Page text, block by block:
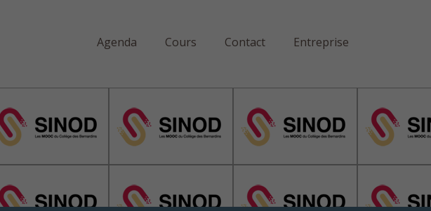
Agenda Cours Contact Entreprise